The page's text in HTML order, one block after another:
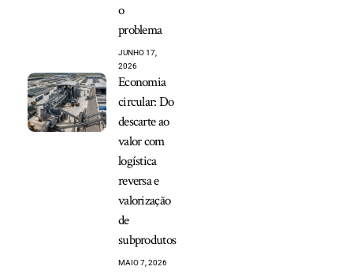
o
problema
JUNHO 17,
2026
Economia
circular: Do
descarte ao
valor com
logística
reversa e
valorização
de
subprodutos
MAIO 7, 2026